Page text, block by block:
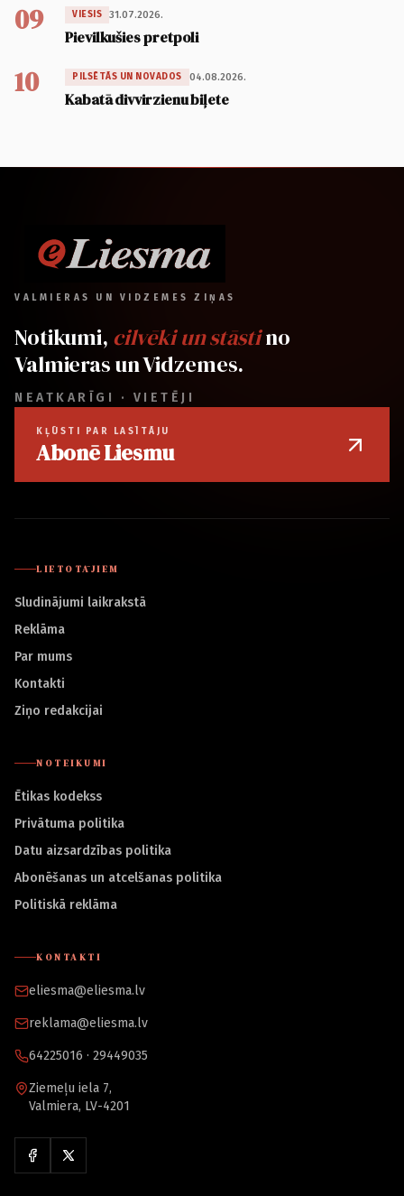
09 VIESIS 31.07.2026.
Pievilkušies pretpoli
10 PILSĒTĀS UN NOVADOS 04.08.2026.
Kabatā divvirzienu biļete
VALMIERAS UN VIDZEMES ZIŅAS
Notikumi, cilvēki un stāstino
Valmieras un Vidzemes.
NEATKARĪGI · VIETĒJI
KĻŪSTI PAR LASĪTĀJU
Abonē Liesmu
LIETOTĀJIEM
Sludinājumi laikrakstā
Reklāma
Par mums
Kontakti
Ziņo redakcijai
NOTEIKUMI
Ētikas kodekss
Privātuma politika
Datu aizsardzības politika
Abonēšanas un atcelšanas politika
Politiskā reklāma
KONTAKTI
eliesma@eliesma.lv
reklama@eliesma.lv
64225016 · 29449035
Ziemeļu iela 7,
Valmiera, LV-4201